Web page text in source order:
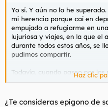
Yo sí. Y aún no lo he
mi herencia porque caí en
empujado a refugiarme en
lujuriosa y viajes, en la que el
durante todos estos años, se
pudimos compartir.
Todavía, cuando paseo por
acuerdo fugazmente de lo
imagino que ahora eres feliz.
Haz clic
¿Te consideras epígono de